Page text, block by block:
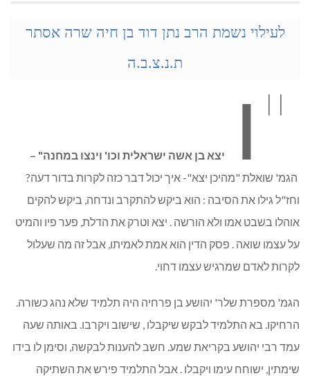
לעילוי נשמת הרב נתן דוד בן חיה שרה אסתר
ת.נ.צ.ב.ה
"ו
יצא בן אשה ישראלית וכו' וינצו במחנה" –
הגמ' שואלת "מהיכן יצא"- איך יכול דבר כזה לקרות בדור דעה?
וחז"ל גילו את הסיבה : הוא ביקש להתקרב ונדחה, ביקש להקים
אוהלו בשבט אמו ולא הורשה . יצא וטרק את הדלת, פער פיו והמיט
על עצמו שואה . פסק הדין הוא אמת לאמיתו, אבל זה מה שעלול
לקרות לאדם שמרגיש עצמו דחוי.
הגמ' מספרת שלר' יהושע בן פרחיה היה תלמיד שלא נהג כשורה.
הרחיקו. בא התלמיד לבקש שיקבלו , שישוב ויקרבו. באותה שעה
עמד רבי יהושע בקריאת שמע. חשב להענות לבקשה, וסימן לו בידו
שימתין, ישוחח עימו ויקבלו . אבל התלמיד פירש את השתיקה